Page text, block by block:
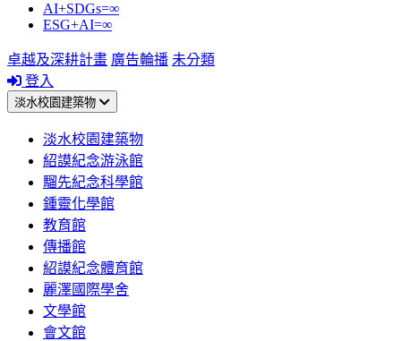
AI+SDGs=∞
ESG+AI=∞
卓越及深耕計畫 廣告輪播 未分類
登入
淡水校園建築物
淡水校園建築物
紹謨紀念游泳館
騮先紀念科學館
鍾靈化學館
教育館
傳播館
紹謨紀念體育館
麗澤國際學舍
文學館
會文館